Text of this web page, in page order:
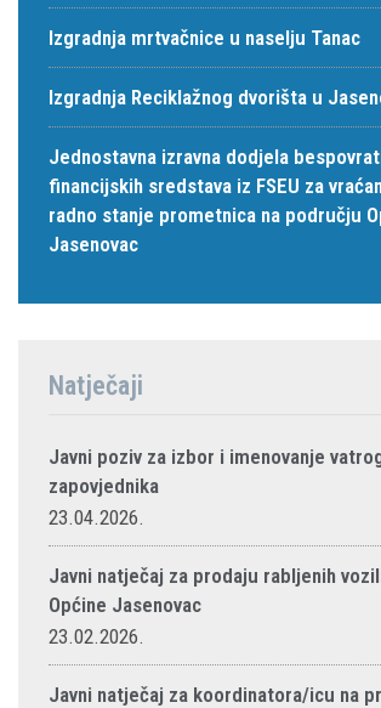
Izgradnja mrtvačnice u naselju Tanac
Izgradnja Reciklažnog dvorišta u
Jednostavna izravna dodjela
financijskih sredstava iz FSEU za
radno stanje prometnica na području
Jasenovac
Natječaji
Javni poziv za izbor i imenovanje
zapovjednika
23.04.2026.
Javni natječaj za prodaju rabljenih
Općine Jasenovac
23.02.2026.
Javni natječaj za koordinatora/icu na